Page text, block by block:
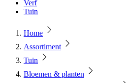
Verf
Tuin
Home
Assortiment
Tuin
Bloemen & planten